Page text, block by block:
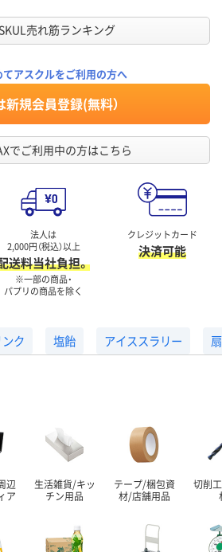
売れ筋ランキング
てアスクルをご利用の方へ
新規会員登録(無料）
でご利用中の方はこちら
法人は
2,000円（税込）以上
送料当社負担。
※一部の商品・
パプリの商品を除く
クレジットカード
決済可能
ク 塩飴 アイススラリー
辺
ア
生活雑貨/キッ
チン用品
テープ/梱包資
材/店舗用品
切削